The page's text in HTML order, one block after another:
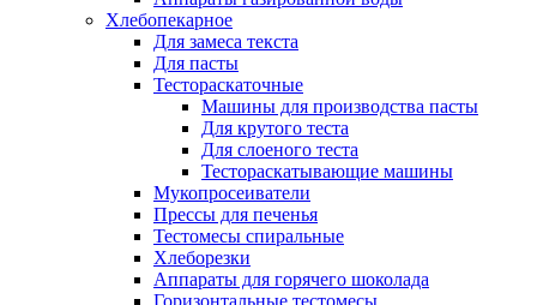
Хлебопекарное
Для замеса текста
Для пасты
Тестораскаточные
Машины для производства пасты
Для крутого теста
Для слоеного теста
Тестораскатывающие машины
Мукопросеиватели
Прессы для печенья
Тестомесы спиральные
Хлеборезки
Аппараты для горячего шоколада
Горизонтальные тестомесы